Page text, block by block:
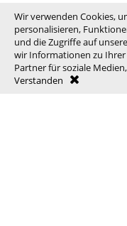
Wir verwenden Cookies,
personalisieren,
und die Zugriffe auf
wir Informationen zu
Partner für soziale
Verstanden